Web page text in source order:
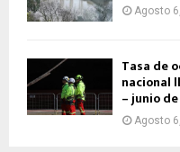
Agosto
Tasa de
nacional
– junio
Agosto